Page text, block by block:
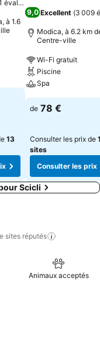
évaluations
à 1.6
13
9,0 Excellent (3 009
Modica, à 6.2 km
Centre-ville
Wi-Fi gratuit
Piscine
Spa
de 78 €
Consulter les prix de
sites
Consulter les prix
Scicli
sites réputés
Animaux acceptés